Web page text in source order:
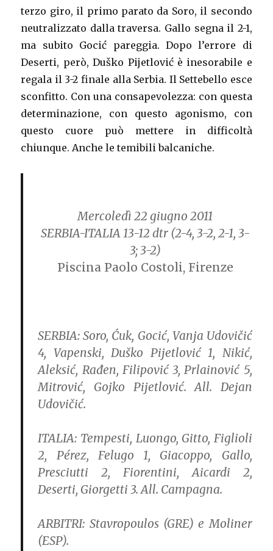
terzo giro, il primo parato da Soro, il secondo
neutralizzato dalla traversa. Gallo segna il 2-1,
ma subito Gocić pareggia. Dopo l’errore di
Deserti, però, Duško Pijetlović è inesorabile e
regala il 3-2 finale alla Serbia. Il Settebello esce
sconfitto. Con una consapevolezza: con questa
determinazione, con questo agonismo, con
questo cuore può mettere in difficoltà
chiunque. Anche le temibili balcaniche.
Mercoledì 22 giugno 2011
SERBIA-ITALIA 13-12 dtr(2-4, 3-2, 2-1, 3-
3; 3-2)
Piscina Paolo Costoli, Firenze
SERBIA: Soro, Ćuk, Gocić, Vanja Udovičić
4, Vapenski, Duško Pijetlović 1, Nikić,
Aleksić, Rađen, Filipović 3, Prlainović 5,
Mitrović, Gojko Pijetlović. All. Dejan
Udovičić.
ITALIA: Tempesti, Luongo, Gitto, Figlioli
2, Pérez, Felugo 1, Giacoppo, Gallo,
Presciutti 2, Fiorentini, Aicardi 2,
Deserti, Giorgetti 3. All. Campagna.
ARBITRI: Stavropoulos (GRE) e Moliner
(ESP).